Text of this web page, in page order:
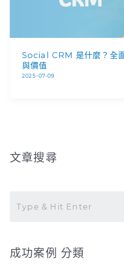
Social CRM 是什麼？全
與價值
2025-07-09
文章搜尋
成功案例 分類